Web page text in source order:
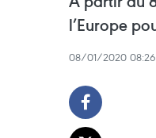
l’Europe
08/01/2020 08:26